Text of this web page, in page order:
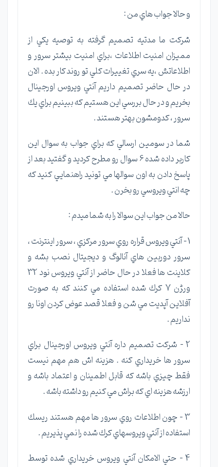
و حالا جواب هاي من :
شركت ما مدتيه تصميم گرفته به توصيه يكي از
مميزان امنيت اطلاعات ،‌براي امنيت بيشتر سرور و
اطلاعاتش ،‌يه سري تغييرات كلي تو روند كار بده . الان
در حال حاضر تصميم داريم آنتي ويروس اورجينال
بخريم و در حال بررسي اين هستيم كه ببينيم براي يك
سرور ، كدومشون بهتر هستند .
شما در سومين ارسالي كه براي جواب به سوال اين
كاربر داده شده 6 سوال رو مطرح كرديد و گفتيد بعد از
پاسخ دادن به اون سوالها مي تونيد راهنمايي كنيد كه
چه انتي ويروسي رو بخرن .
حالا من جواب اين سوالا را به شما ميدم :
1 – آنتي ويروس قراره روي سرور مركزي ، سرور اينترنت ،
سرور دوربين هاي آنالوگ و ديجيتال نصب بشه و
كلاينت ها فعلا در حال حاضر از آنتي ويروس نود 32
ور‍ژن 7 كرك شده استفاده مي كنند كه به صورت
آفلاين آپديت مي شن و فعلا قصد عوض كردن اونا رو
نداريم .
2 – شركت تصميم داره آنتي ويروس اورجينال براي
سرور ها خريداري كنه . هزينه اش هم مهم نيست
فقط چيزي باشه كه قابل اطمينان و اعتماد باشه و
ارزشه هزينه اي كه براش مي كنيم رو داشته باشه .
3 – چون اطلاعات روي سرور ها مهم هستند ريسك
استفاده از آنتي ويروسهاي كرك شده را نمي پذيريم .
4 – حتي الامكان آنتي ويروس خريداري شده توسط